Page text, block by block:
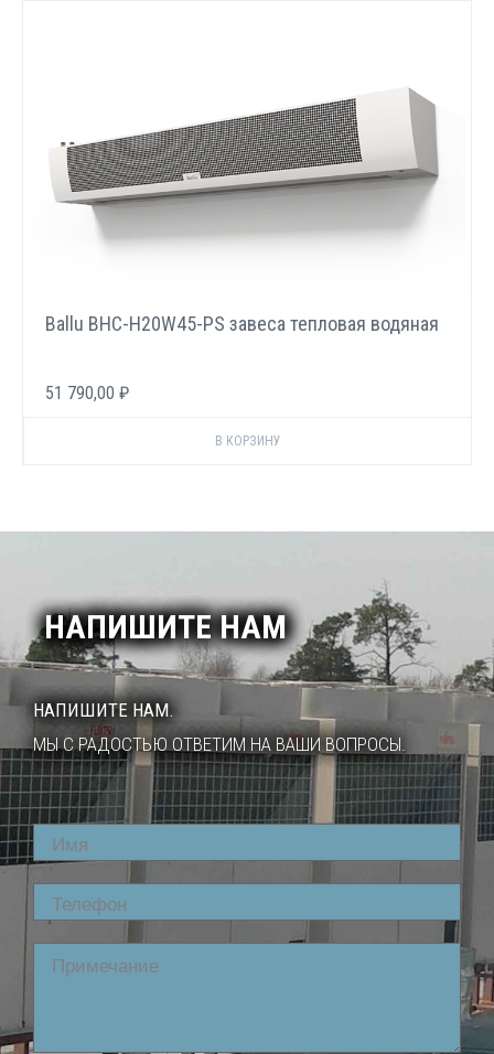
Ballu BHC-H20W45-PS завеса тепловая водяная
51 790,00 ₽
НАПИШИТЕ НАМ
НАПИШИТЕ НАМ.
МЫ С РАДОСТЬЮ ОТВЕТИМ НА ВАШИ ВОПРОСЫ.
Name
Phone
Comment